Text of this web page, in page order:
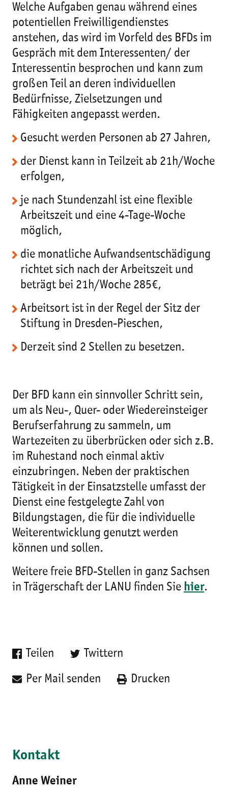
Welche Aufgaben genau während eines
potentiellen Freiwilligendienstes
anstehen, das wird im Vorfeld des BFDs im
Gespräch mit dem Interessenten/ der
Interessentin besprochen und kann zum
großen Teil an deren individuellen
Bedürfnisse, Zielsetzungen und
Fähigkeiten angepasst werden.
Gesucht werden Personen ab 27 Jahren,
der Dienst kann in Teilzeit ab 21h/Woche
erfolgen,
je nach Stundenzahl ist eine flexible
Arbeitszeit und eine 4-Tage-Woche
möglich,
die monatliche Aufwandsentschädigung
richtet sich nach der Arbeitszeit und
beträgt bei 21h/Woche 285€,
Arbeitsort ist in der Regel der Sitz der
Stiftung in Dresden-Pieschen,
Derzeit sind 2 Stellen zu besetzen.
Der BFD kann ein sinnvoller Schritt sein,
um als Neu-, Quer- oder Wiedereinsteiger
Berufserfahrung zu sammeln, um
Wartezeiten zu überbrücken oder sich z.B.
im Ruhestand noch einmal aktiv
einzubringen. Neben der praktischen
Tätigkeit in der Einsatzstelle umfasst der
Dienst eine festgelegte Zahl von
Bildungstagen, die für die individuelle
Weiterentwicklung genutzt werden
können und sollen.
Weitere freie BFD-Stellen in ganz Sachsen
in Trägerschaft der LANU finden Sie hier.
Teilen Twittern
Per Mail senden Drucken
Kontakt
Anne Weiner